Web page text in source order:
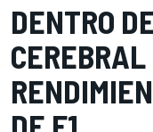
DENTRO